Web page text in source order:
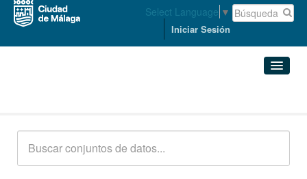
Select Language ▼
Iniciar Sesión